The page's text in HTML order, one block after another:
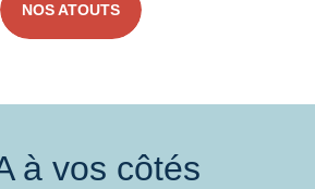
NOS ATOUTS
à vos côtés